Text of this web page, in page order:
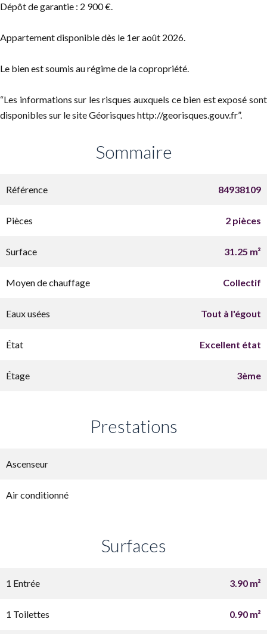
Dépôt de garantie : 2 900 €.
Appartement disponible dès le 1er août 2026.
Le bien est soumis au régime de la copropriété.
“Les informations sur les risques auxquels ce bien est exposé sont
disponibles sur le site Géorisques http://georisques.gouv.fr”.
Sommaire
Référence 84938109
Pièces 2 pièces
Surface 31.25 m²
Moyen de chauffage Collectif
Eaux usées Tout à l'égout
État Excellent état
Étage 3ème
Prestations
Ascenseur
Air conditionné
Surfaces
1 Entrée 3.90 m²
1 Toilettes 0.90 m²